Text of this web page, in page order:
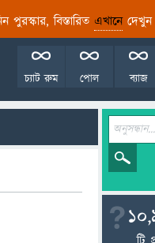
পুরস্কার, বিস্তারিত এখানে
ব্যাজ
পোল
চ্যাট রুম